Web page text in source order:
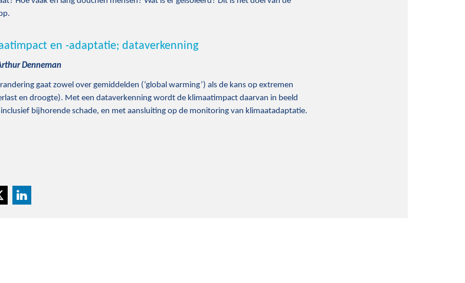
en -adaptatie; dataverkenning
Denneman
gaat zowel over gemiddelden (‘global warming’) als de kans op extremen
en droogte). Met een dataverkenning wordt de klimaatimpact daarvan in beeld
bijhorende schade, en met aansluiting op de monitoring van klimaatadaptatie.